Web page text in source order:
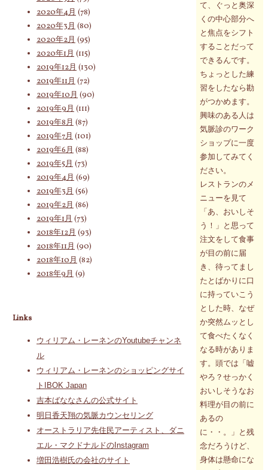
て、ぐっと奥深
くの中心部分へ
と焦点をシフト
することだって
できるんです。
ちょっとした練
習をしたなら勘
がつかめます。
興味のある人は
気脈診のワーク
ショップに一度
参加してみてく
ださい。
レストランのメ
ニューを見て
「あ、おいしそ
う！」と思って
注文をして食事
が目の前に届
き、待ってまし
たとばかりに口
に持っていこう
とした時、なぜ
か突然ムッとし
て食べたくなく
なる時がありま
す。頭では「嘘
やろ？せっかく
おいしそうなお
料理が目の前に
あるの
に・・。」と残
念だろうけど、
身体は懸命にな
2020年4月 (78)
2020年3月 (80)
2020年2月 (95)
2020年1月 (115)
2019年12月 (130)
2019年11月 (72)
2019年10月 (90)
2019年9月 (111)
2019年8月 (87)
2019年7月 (101)
2019年6月 (88)
2019年5月 (73)
2019年4月 (69)
2019年3月 (56)
2019年2月 (86)
2019年1月 (73)
2018年12月 (93)
2018年11月 (90)
2018年10月 (82)
2018年9月 (9)
Links
ウィリアム・レーネンのYoutubeチャンネ
ル
ウィリアム・レーネンのショッピングサイ
トIBOK Japan
吉本ばななさんの公式サイト
明日香天翔の気脈カウンセリング
オーストラリア先住民アーティスト、ダニ
エル・マクドナルドのInstagram
増田浩樹氏の会社のサイト